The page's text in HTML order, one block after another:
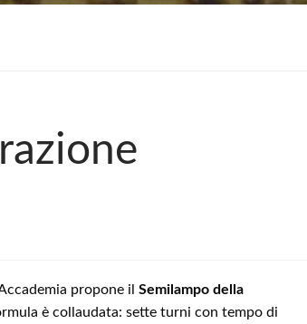
propone il Semilampo della
è collaudata: sette turni con tempo di